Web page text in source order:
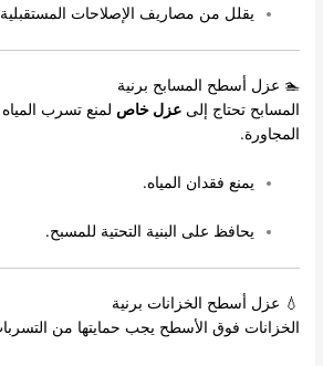
يقلل من مصاريف الإصلاحات
🏊 عزل أسطح المسابح برنية
المسابح تحتاج إلىعزل خاص لمنع تسرب المياه
المجاورة.
يمنع فقدان المياه.
يحافظ على البنية التحتية للمسبح.
💧 عزل أسطح الخزانات برنية
الخزانات فوق الأسطح يجب حمايتها من